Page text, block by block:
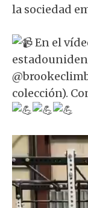
la sociedad
En el
colección).